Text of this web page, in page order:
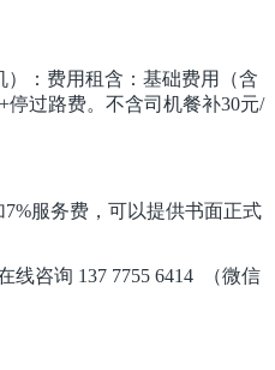
）：费用租含：基础费用（含
停过路费。不含司机餐补30元/
服务费，可以提供书面正式
线咨询 137 7755 6414 （微信